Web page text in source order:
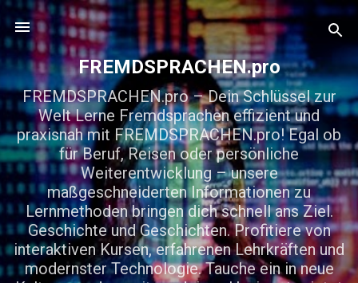
Direkt zum Hauptbereich
FREMDSPRACHEN.pro
FREMDSPRACHEN.pro – Dein Schlüssel zur
Welt Lerne Fremdsprachen effizient und
praxisnah mit FREMDSPRACHEN.pro! Egal ob
für Beruf, Reisen oder persönliche
Weiterentwicklung – unsere
maßgeschneiderten Informationen zu
Lernmethoden bringen dich schnell ans Ziel.
Geschichte und Geschichten. Profitiere von
interaktiven Kursen, erfahrenen Lehrkräften und
modernster Technologie. Tauche ein in neue